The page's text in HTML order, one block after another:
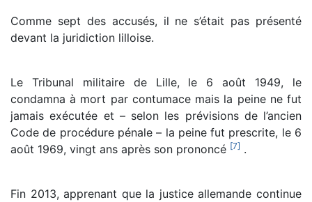
Comme sept des accusés, il ne s’était pas présenté
devant la juridiction lilloise.
Le Tribunal militaire de Lille, le 6 août 1949, le
condamna à mort par contumace mais la peine ne fut
jamais exécutée et – selon les prévisions de l’ancien
Code de procédure pénale – la peine fut prescrite, le 6
août 1969, vingt ans après son prononcé [7] .
Fin 2013, apprenant que la justice allemande continue